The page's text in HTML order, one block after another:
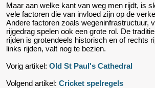
Maar aan welke kant van weg men rijdt, is
vele factoren die van invloed zijn op de
Andere factoren zoals wegeninfrastructuur,
rijgedrag spelen ook een grote rol. De
rijden is grotendeels historisch en of rechts
links rijden, valt nog te bezien.
Vorig artikel: Old St Paul's Cathedral
Volgend artikel: Cricket spelregels